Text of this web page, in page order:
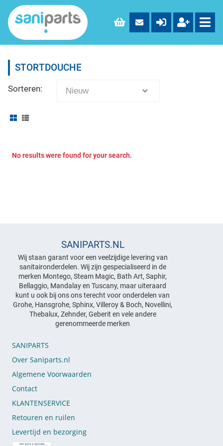
STORTDOUCHE
Sorteren: Nieuw
No results were found for your search.
SANIPARTS.NL
Wij staan garant voor een veelzijdige levering van
sanitaironderdelen. Wij zijn gespecialiseerd in de
merken Montego, Steam Magic, Bath Art, Saphir,
Bellaggio, Mandalay en Tuscany, maar uiteraard
kunt u ook bij ons ons terecht voor onderdelen van
Grohe, Hansgrohe, Sphinx, Villeroy & Boch, Novellini,
Thebalux, Zehnder, Geberit en vele andere
gerenommeerde merken
SANIPARTS
Over Saniparts.nl
Algemene Voorwaarden
Contact
KLANTENSERVICE
Retouren en ruilen
Levertijd en bezorging